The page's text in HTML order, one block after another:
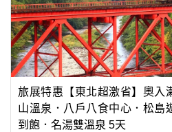
旅展特惠【東北超激省】奧入
山溫泉．八戶八食中心．松島
到飽．名湯雙溫泉 5天